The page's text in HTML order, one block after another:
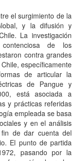
el surgimiento de la
y la difusión y
La investigación
de los
contra grandes
específicamente
de articular la
de Pangue y
está asociada a
y prácticas referidas
empleada se basa
y en el análisis
de dar cuenta del
El punto de partida
pasando por la